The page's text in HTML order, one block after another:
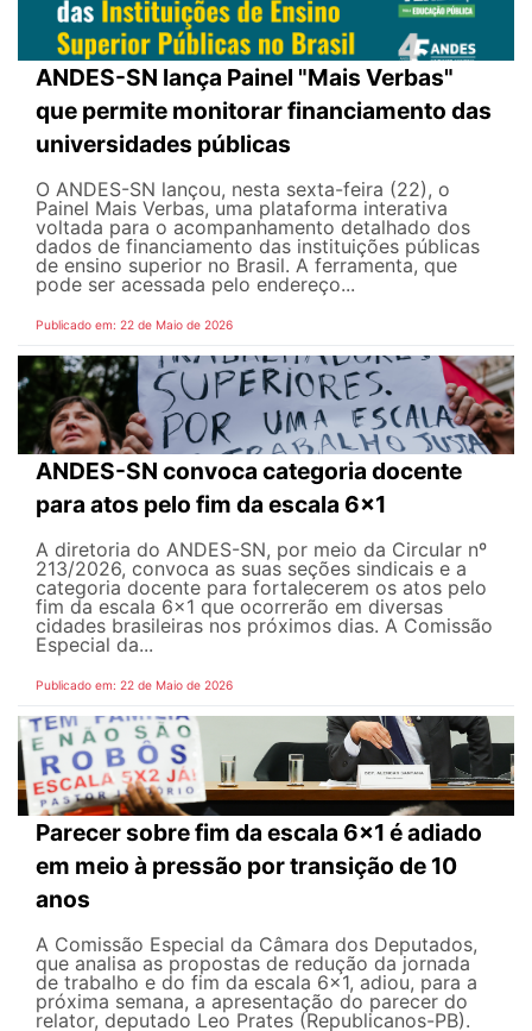
ANDES-SN lança Painel "Mais Verbas"
que permite monitorar financiamento das
universidades públicas
O ANDES-SN lançou, nesta sexta-feira (22), o
Painel Mais Verbas, uma plataforma interativa
voltada para o acompanhamento detalhado dos
dados de financiamento das instituições públicas
de ensino superior no Brasil. A ferramenta, que
pode ser acessada pelo endereço...
Publicado em: 22 de Maio de 2026
ANDES-SN convoca categoria docente
para atos pelo fim da escala 6x1
A diretoria do ANDES-SN, por meio da Circular nº
213/2026, convoca as suas seções sindicais e a
categoria docente para fortalecerem os atos pelo
fim da escala 6x1 que ocorrerão em diversas
cidades brasileiras nos próximos dias. A Comissão
Especial da...
Publicado em: 22 de Maio de 2026
Parecer sobre fim da escala 6x1 é adiado
em meio à pressão por transição de 10
anos
A Comissão Especial da Câmara dos Deputados,
que analisa as propostas de redução da jornada
de trabalho e do fim da escala 6x1, adiou, para a
próxima semana, a apresentação do parecer do
relator, deputado Leo Prates (Republicanos-PB).